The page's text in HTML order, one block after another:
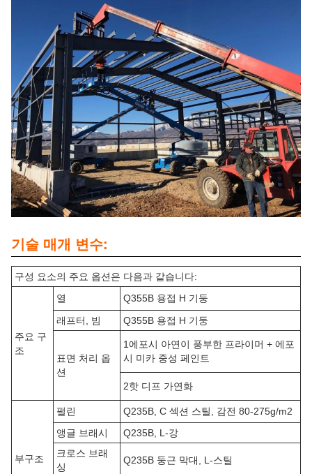
기술 매개 변수:
구성 요소의 주요 옵션은 다음과 같습니다:
주요 구
조
열
Q355B 용접 H 기둥
래프터, 빔
Q355B 용접 H 기둥
표면 처리 옵
션
1에포시 아연이 풍부한 프라이머 + 에포
시 미카 중성 페인트
2핫 디프 가연화
부구조
펄린
Q235B, C 섹션 스틸, 감전 80-275g/m2
앵글 브래시
Q235B, L-강
크로스 브래
싱
Q235B 둥근 막대, L-스틸